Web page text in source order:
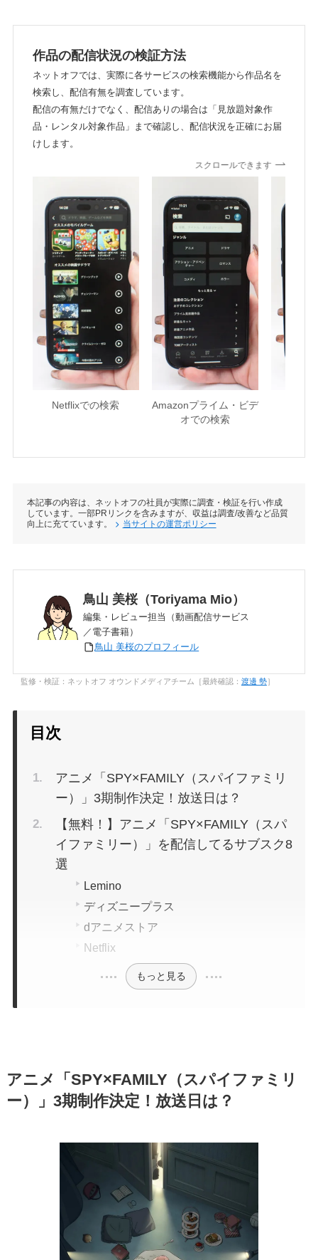
作品の配信状況の検証方法
ネットオフでは、実際に各サービスの検索機能から作品名を
検索し、配信有無を調査しています。
配信の有無だけでなく、配信ありの場合は「見放題対象作
品・レンタル対象作品」まで確認し、配信状況を正確にお届
けします。
スクロールできます
Netflixでの検索
Amazonプライム・ビデ
オでの検索
本記事の内容は、ネットオフの社員が実際に調査・検証を行い作成
しています。一部PRリンクを含みますが、収益は調査/改善など品質
向上に充てています。
当サイトの運営ポリシー
鳥山 美桜（Toriyama Mio）
編集・レビュー担当（動画配信サービス
／電子書籍）
鳥山 美桜のプロフィール
監修・検証：ネットオフ オウンドメディアチーム［最終確認： 渡邊 勢］
目次
アニメ「SPY×FAMILY（スパイファミリ
ー）」3期制作決定！放送日は？
【無料！】アニメ「SPY×FAMILY（スパ
イファミリー）」を配信してるサブスク8
選
Lemino
ディズニープラス
dアニメストア
Netflix
もっと見る
アニメ「SPY×FAMILY（スパイファミリ
ー）」3期制作決定！放送日は？